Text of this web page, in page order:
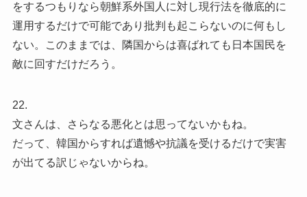
をするつもりなら朝鮮系外国人に対し現行法を徹底的に
運用するだけで可能であり批判も起こらないのに何もし
ない。このままでは、隣国からは喜ばれても日本国民を
敵に回すだけだろう。
22.
文さんは、さらなる悪化とは思ってないかもね。
だって、韓国からすれば遺憾や抗議を受けるだけで実害
が出てる訳じゃないからね。